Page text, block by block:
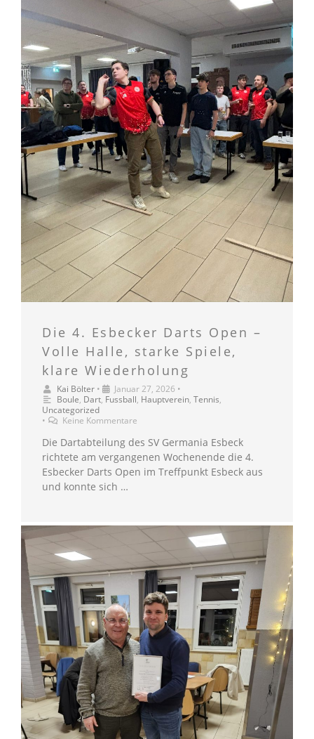
Die 4. Esbecker Darts Open –
Volle Halle, starke Spiele,
klare Wiederholung
Kai Bölter • Januar 27, 2026 •
Boule, Dart, Fussball, Hauptverein, Tennis,
Uncategorized
•
Keine Kommentare
Die Dartabteilung des SV Germania Esbeck
richtete am vergangenen Wochenende die 4.
Esbecker Darts Open im Treffpunkt Esbeck aus
und konnte sich …